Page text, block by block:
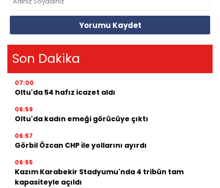
Yorumu Kaydet
Son Dakika
07:00
Oltu'da 54 hafız icazet aldı
06:59
Oltu'da kadın emeği görücüye çıktı
06:57
Görbil Özcan CHP ile yollarını ayırdı
06:55
Kazım Karabekir Stadyumu'nda 4 tribün tam
kapasiteyle açıldı